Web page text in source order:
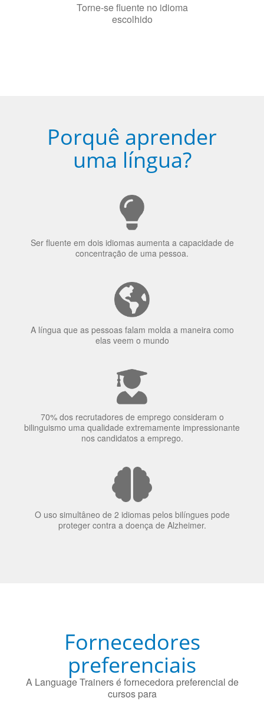
Torne-se fluente no idioma
escolhido
Porquê aprender
uma língua?
Ser fluente em dois idiomas aumenta a capacidade de
concentração de uma pessoa.
A língua que as pessoas falam molda a maneira como
elas veem o mundo
70% dos recrutadores de emprego consideram o
bilinguismo uma qualidade extremamente impressionante
nos candidatos a emprego.
O uso simultâneo de 2 idiomas pelos bilíngues pode
proteger contra a doença de Alzheimer.
Fornecedores
preferenciais
A Language Trainers é fornecedora preferencial de
cursos para